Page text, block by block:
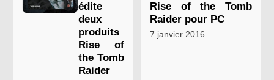
édite
deux
produits
Rise of
the Tomb
Raider
Rise of the Tomb
Raider pour PC
7 janvier 2016